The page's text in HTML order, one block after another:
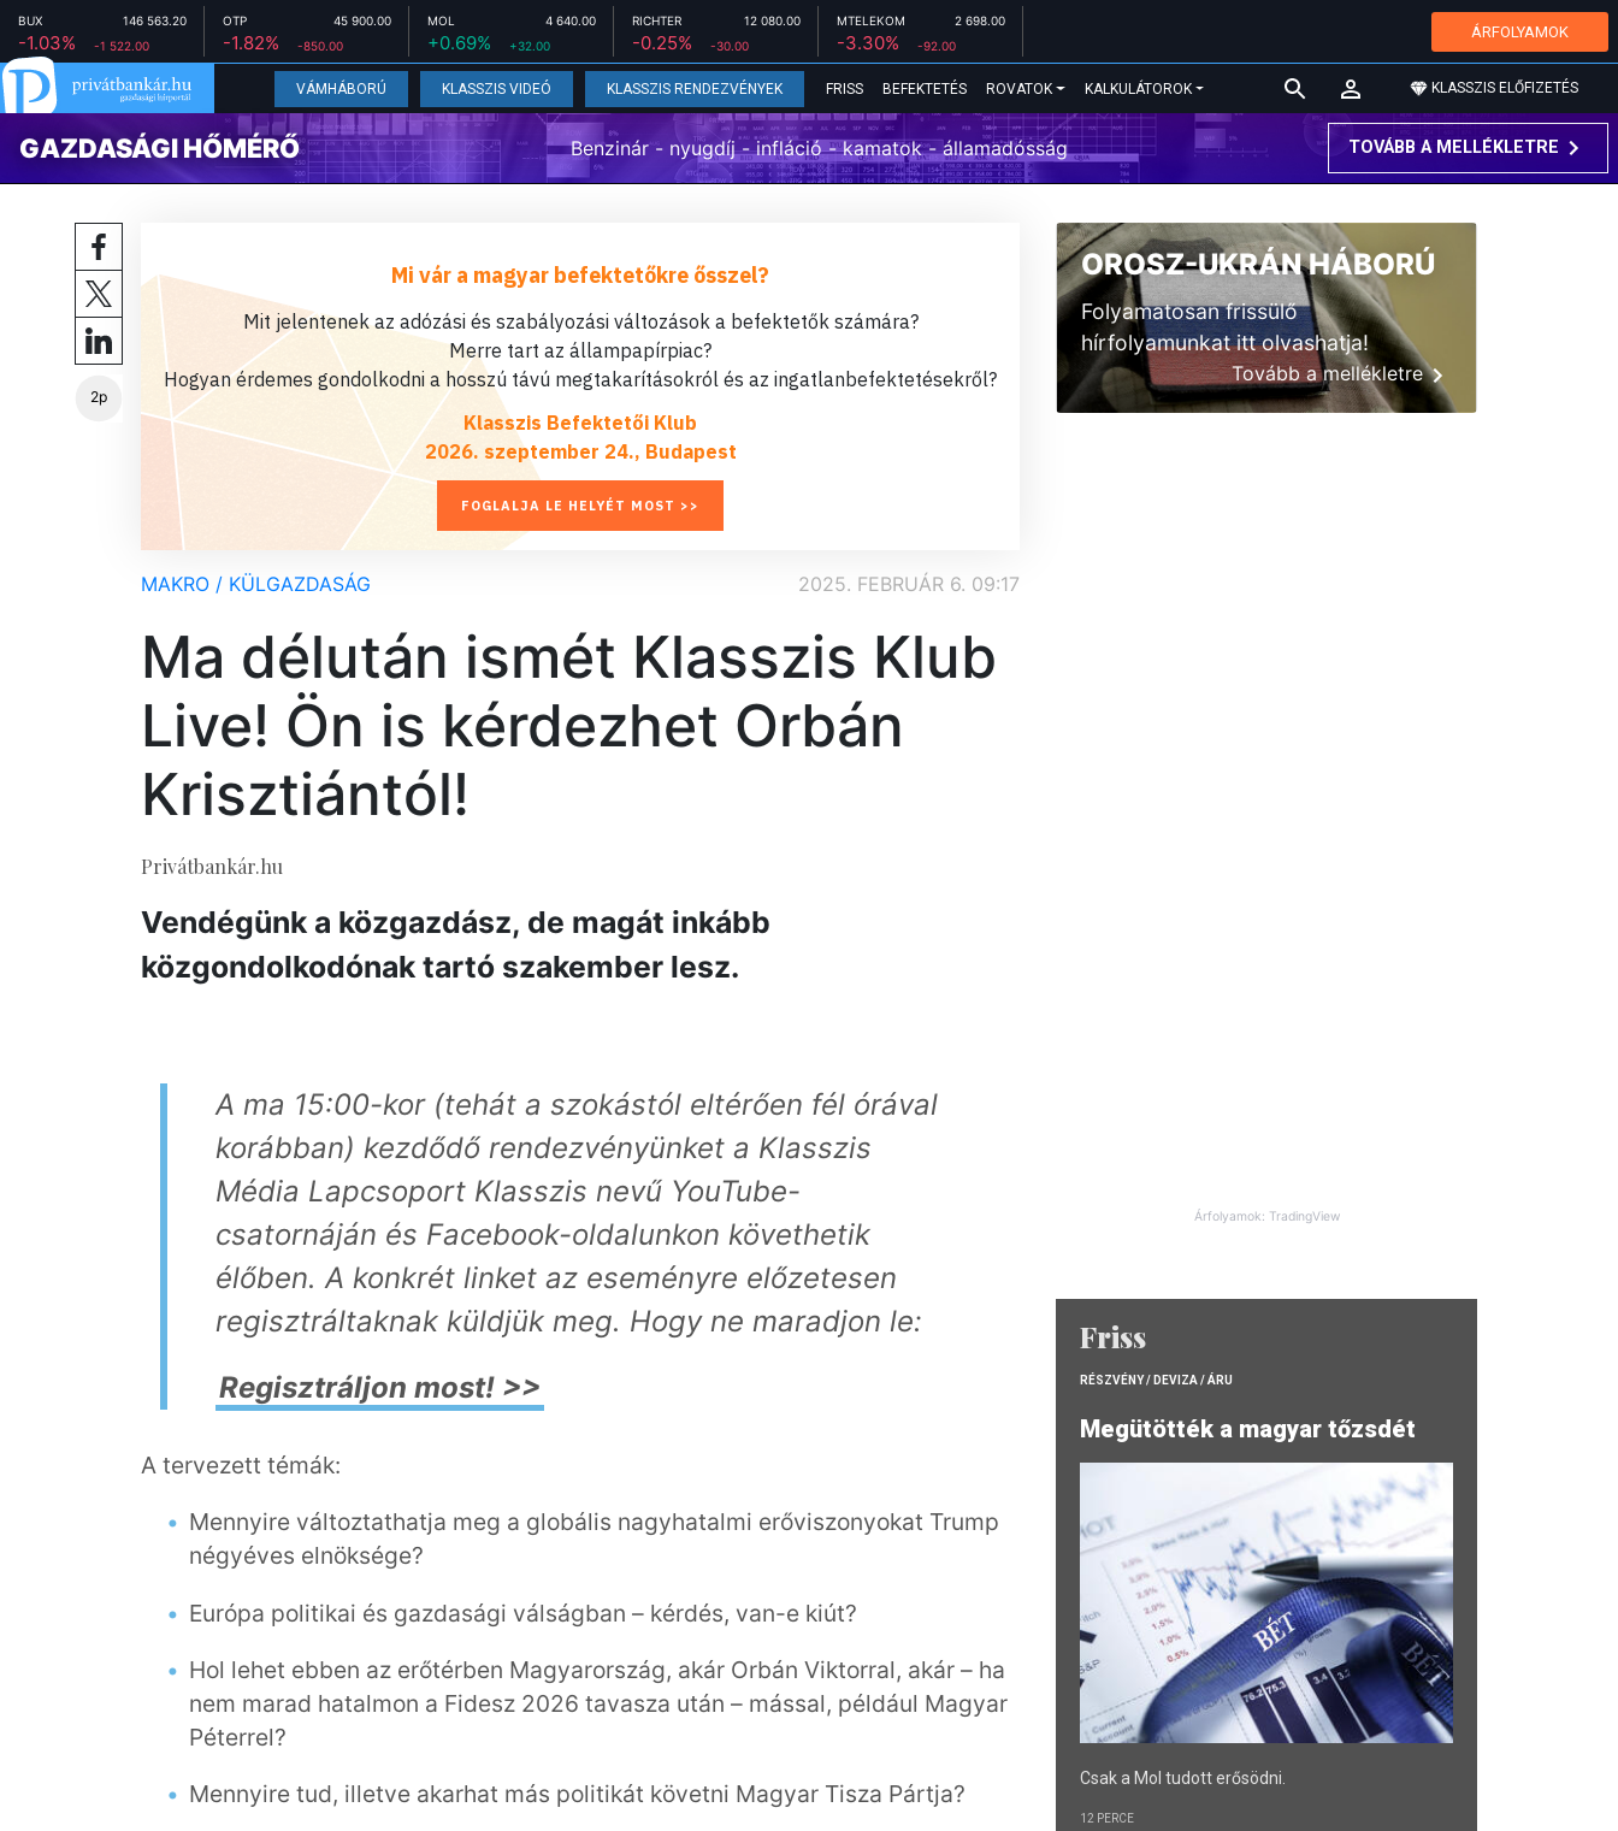
BUX 146 563.20
-1.03% -1 522.00
OTP 45 900.00
-1.82% -850.00
MOL 4 640.00
+0.69% +32.00
RICHTER 12 080.00
-0.25% -30.00
MTELEKOM 2 698.00
-3.30% -92.00
ÁRFOLYAMOK
VÁMHÁBORÚ KLASSZIS VIDEÓ KLASSZIS RENDEZVÉNYEK FRISS BEFEKTETÉS ROVATOK KALKULÁTOROK KLASSZIS ELŐFIZETÉS
GAZDASÁGI HŐMÉRŐ Benzinár - nyugdíj - infláció - kamatok - államadósság TOVÁBB A MELLÉKLETRE
2p
Mi vár a magyar befektetőkre ősszel?
Mit jelentenek az adózási és szabályozási változások a befektetők számára?
Merre tart az állampapírpiac?
Hogyan érdemes gondolkodni a hosszú távú megtakarításokról és az ingatlanbefektetésekről?
Klasszis Befektetői Klub
2026. szeptember 24., Budapest
FOGLALJA LE HELYÉT MOST >>
MAKRO / KÜLGAZDASÁG 2025. FEBRUÁR 6. 09:17
Ma délután ismét Klasszis Klub
Live! Ön is kérdezhet Orbán
Krisztiántól!
Privátbankár.hu
Vendégünk a közgazdász, de magát inkább
közgondolkodónak tartó szakember lesz.
A ma 15:00-kor (tehát a szokástól eltérően fél órával
korábban) kezdődő rendezvényünket a Klasszis
Média Lapcsoport Klasszis nevű YouTube-
csatornáján és Facebook-oldalunkon követhetik
élőben. A konkrét linket az eseményre előzetesen
regisztráltaknak küldjük meg. Hogy ne maradjon le:
Regisztráljon most! >>
A tervezett témák:
Mennyire változtathatja meg a globális nagyhatalmi erőviszonyokat Trump
négyéves elnöksége?
Európa politikai és gazdasági válságban – kérdés, van-e kiút?
Hol lehet ebben az erőtérben Magyarország, akár Orbán Viktorral, akár – ha
nem marad hatalmon a Fidesz 2026 tavasza után – mással, például Magyar
Péterrel?
Mennyire tud, illetve akarhat más politikát követni Magyar Tisza Pártja?
OROSZ-UKRÁN HÁBORÚ
Folyamatosan frissülő
hírfolyamunkat itt olvashatja!
Tovább a mellékletre
Árfolyamok: TradingView
Friss
RÉSZVÉNY / DEVIZA / ÁRU
Megütötték a magyar tőzsdét
Csak a Mol tudott erősödni.
12 PERCE